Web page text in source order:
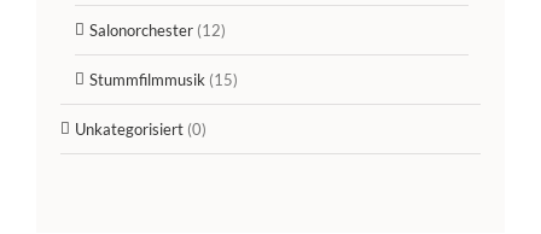
Salonorchester (12)
Stummfilmmusik (15)
Unkategorisiert (0)